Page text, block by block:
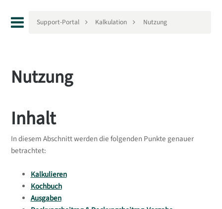
Support-Portal Kalkulation Nutzung
Nutzung
Inhalt
In diesem Abschnitt werden die folgenden Punkte genauer
betrachtet:
Kalkulieren
Kochbuch
Ausgaben